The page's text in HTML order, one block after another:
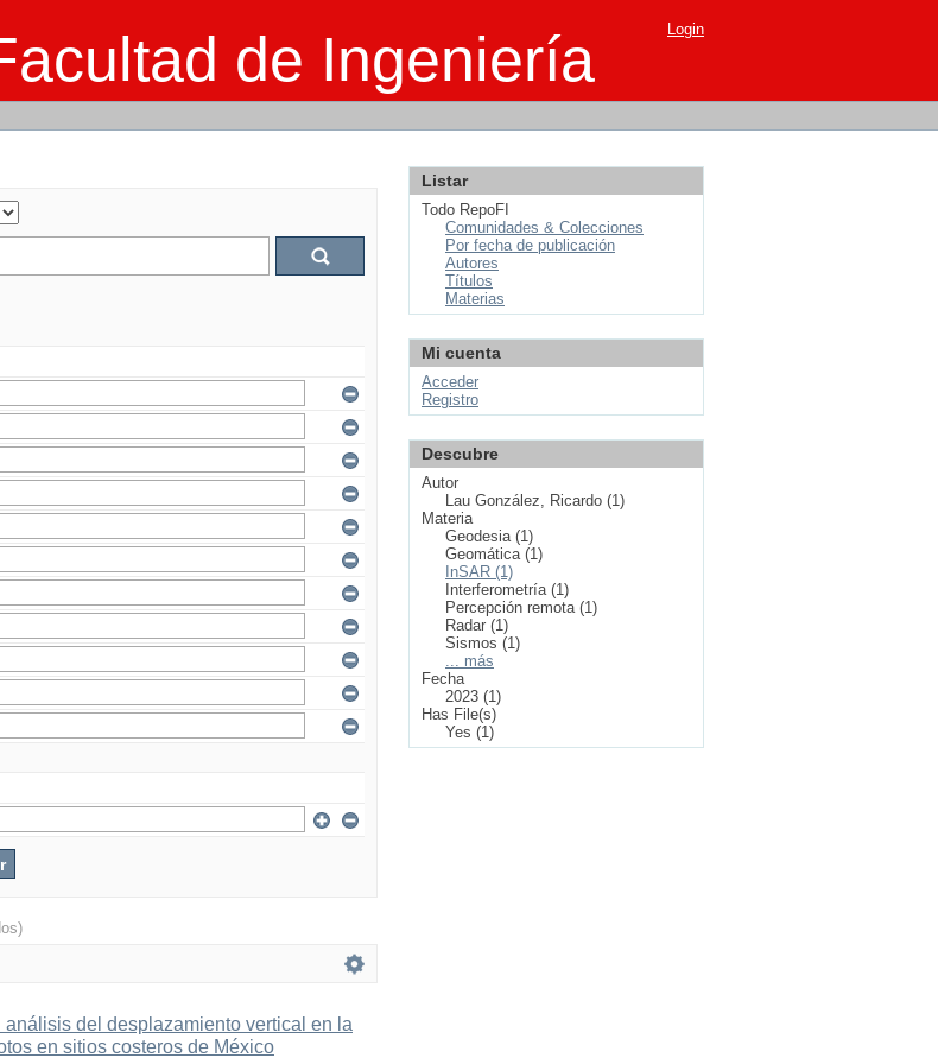
de Ingeniería Login
análisis del desplazamiento vertical en la
en sitios costeros de México
Listar
Todo RepoFI
Comunidades & Colecciones
Por fecha de publicación
Autores
Títulos
Materias
Mi cuenta
Acceder
Registro
Descubre
Autor
Lau González, Ricardo (1)
Materia
Geodesia (1)
Geomática (1)
InSAR (1)
Interferometría (1)
Percepción remota (1)
Radar (1)
Sismos (1)
... más
Fecha
2023 (1)
Has File(s)
Yes (1)